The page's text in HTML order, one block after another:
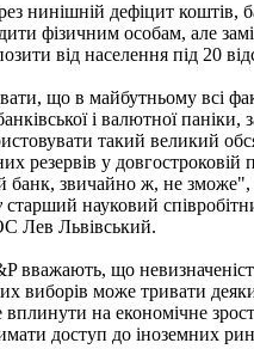
нинішній дефіцит коштів,
фізичним особам, але
від населення під 20
що в майбутньому всі
і валютної паніки,
такий великий
резервів у довгостроковій
банк, звичайно ж, не зможе",
старший науковий
Лев Львівський.
вважають, що
виборів може тривати
на економічне
доступ до іноземних